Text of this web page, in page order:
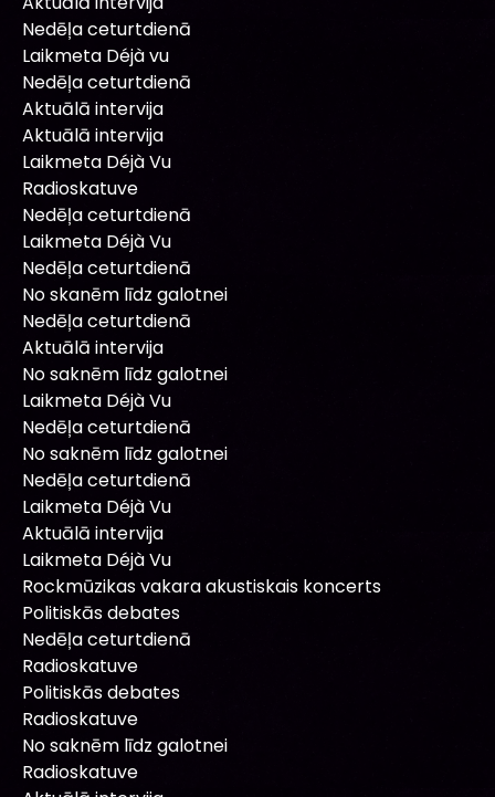
Nedēļa ceturtdienā
Laikmeta Déjà vu
Nedēļa ceturtdienā
Aktuālā intervija
Aktuālā intervija
Laikmeta Déjà Vu
Radioskatuve
Nedēļa ceturtdienā
Laikmeta Déjà Vu
Nedēļa ceturtdienā
No skanēm līdz galotnei
Nedēļa ceturtdienā
Aktuālā intervija
No saknēm līdz galotnei
Laikmeta Déjà Vu
Nedēļa ceturtdienā
No saknēm līdz galotnei
Nedēļa ceturtdienā
Laikmeta Déjà Vu
Aktuālā intervija
Laikmeta Déjà Vu
Rockmūzikas vakara akustiskais koncerts
Politiskās debates
Nedēļa ceturtdienā
Radioskatuve
Politiskās debates
Radioskatuve
No saknēm līdz galotnei
Radioskatuve